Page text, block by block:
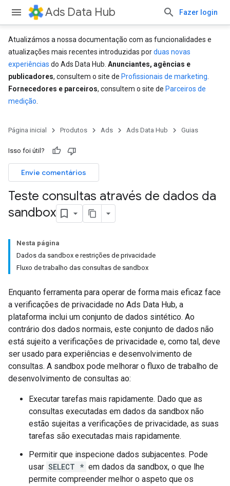
Ads Data Hub Fazer login
Atualizámos a nossa documentação com as funcionalidades e
atualizações mais recentes introduzidas porduas novas
experiências do Ads Data Hub. Anunciantes, agências e
publicadores, consultem o site de Profissionais de marketing
Fornecedores e parceiros, consultem o site de Parceiros de
medição
Página inicial Produtos Ads Ads Data Hub Guias
Isso foi útil?
Envie comentários
Teste consultas através de dados da
sandbox
Nesta página
Dados da sandbox e restrições de privacidade
Fluxo de trabalho das consultas de sandbox
Enquanto ferramenta para operar de forma mais eficaz face
a verificações de privacidade no Ads Data Hub, a
plataforma inclui um conjunto de dados sintético. Ao
contrário dos dados normais, este conjunto de dados não
está sujeito a verificações de privacidade e, como tal, deve
ser usado para experiências e desenvolvimento de
consultas. A sandbox pode melhorar o fluxo de trabalho de
desenvolvimento de consultas ao:
Executar tarefas mais rapidamente. Dado que as
consultas executadas em dados da sandbox não
estão sujeitas a verificações de privacidade, as suas
tarefas são executadas mais rapidamente.
Permitir que inspecione dados subjacentes. Pode
usar SELECT * em dados da sandbox, o que lhe
permite compreender melhor o aspeto que os